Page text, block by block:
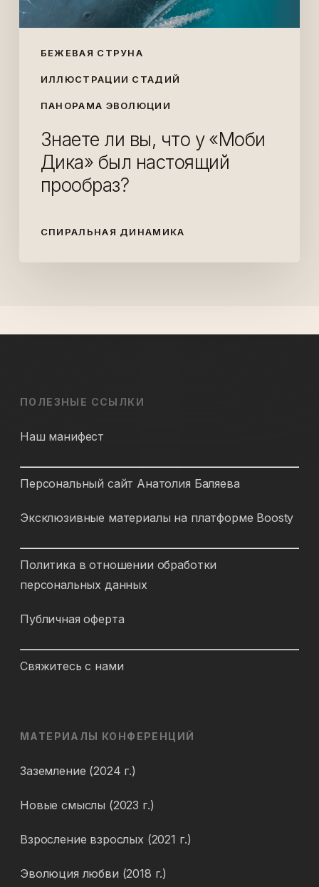
БЕЖЕВАЯ СТРУНА
ИЛЛЮСТРАЦИИ СТАДИЙ
ПАНОРАМА ЭВОЛЮЦИИ
настоящий
прообраз?
Знаете ли вы, что у «Моби
Дика» был настоящий
прообраз?
СПИРАЛЬНАЯ ДИНАМИКА
ПОЛЕЗНЫЕ ССЫЛКИ
Наш манифест
Персональный сайт Анатолия Баляева
Эксклюзивные материалы на платформе Boosty
Политика в отношении обработки
персональных данных
Публичная оферта
Свяжитесь с нами
МАТЕРИАЛЫ КОНФЕРЕНЦИЙ
Заземление (2024 г.)
Новые смыслы (2023 г.)
Взросление взрослых (2021 г.)
Эволюция любви (2018 г.)